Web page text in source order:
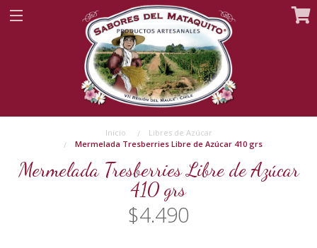
Inicio
Libres de Azúcar
Mermelada Tresberries Libre de Azúcar 410 grs
Mermelada Tresberries Libre de Azúcar
410 grs
$4.490